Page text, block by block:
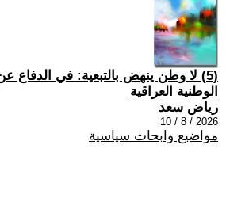
(5) لا وطن ينهض بالتبعية: في الدفاع
الوطنية العراقية
رياض سعد
2026 / 8 / 10
مواضيع وابحاث سياسية